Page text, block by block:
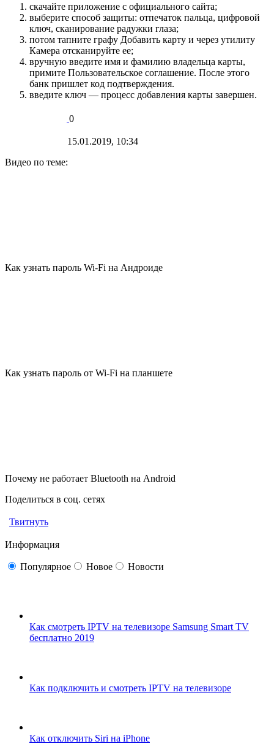
скачайте приложение с официального сайта;
выберите способ защиты: отпечаток пальца, цифровой
ключ, сканирование радужки глаза;
потом тапните графу Добавить карту и через утилиту
Камера отсканируйте ее;
вручную введите имя и фамилию владельца карты,
примите Пользовательское соглашение. После этого
банк пришлет код подтверждения.
введите ключ — процесс добавления карты завершен.
0
15.01.2019, 10:34
Видео по теме:
Как узнать пароль Wi-Fi на Андроиде
Как узнать пароль от Wi-Fi на планшете
Почему не работает Bluetooth на Android
Поделиться в соц. сетях
Твитнуть
Информация
Популярное Новое Новости
Как смотреть IPTV на телевизоре Samsung Smart TV
бесплатно 2019
Как подключить и смотреть IPTV на телевизоре
Как отключить Siri на iPhone